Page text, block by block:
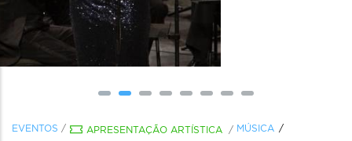
EVENTOS / APRESENTAÇÃO ARTÍSTICA / MÚSICA